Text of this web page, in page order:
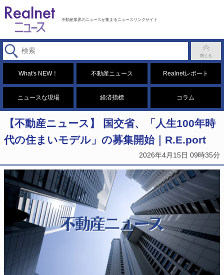
不動産業界のニュースが集まるニュースリンクサイト
What's NEW！ 不動産ニュース Realnetレポート
ニュースな現場 経済指標 コラム
【不動産ニュース】 国交省、「人生100年時
代の住まいモデル」の募集開始｜R.E.port
2026年4月15日 09時35分